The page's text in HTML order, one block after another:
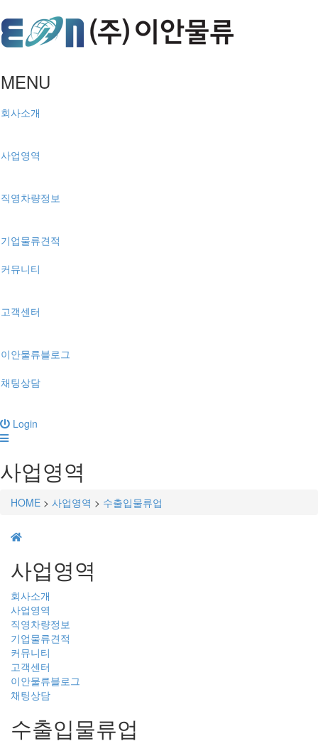
MENU
회사소개
사업영역
직영차량정보
기업물류견적
커뮤니티
고객센터
이안물류블로그
채팅상담
Login
사업영역
HOME > 사업영역 > 수출입물류업
사업영역
회사소개
사업영역
직영차량정보
기업물류견적
커뮤니티
고객센터
이안물류블로그
채팅상담
수출입물류업